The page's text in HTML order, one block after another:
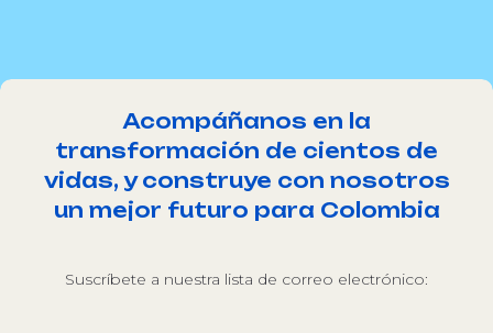
Acompáñanos en la
transformación de cientos de
vidas, y construye con nosotros
un mejor futuro para Colombia
Suscríbete a nuestra lista de correo electrónico: